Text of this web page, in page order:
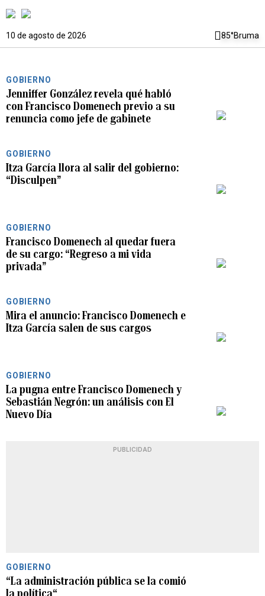
10 de agosto de 2026 85°Bruma
GOBIERNO
Jenniffer González revela qué habló
con Francisco Domenech previo a su
renuncia como jefe de gabinete
GOBIERNO
Itza García llora al salir del gobierno:
“Disculpen”
GOBIERNO
Francisco Domenech al quedar fuera
de su cargo: “Regreso a mi vida
privada”
GOBIERNO
Mira el anuncio: Francisco Domenech e
Itza García salen de sus cargos
GOBIERNO
La pugna entre Francisco Domenech y
Sebastián Negrón: un análisis con El
Nuevo Día
PUBLICIDAD
GOBIERNO
“La administración pública se la comió
la política“